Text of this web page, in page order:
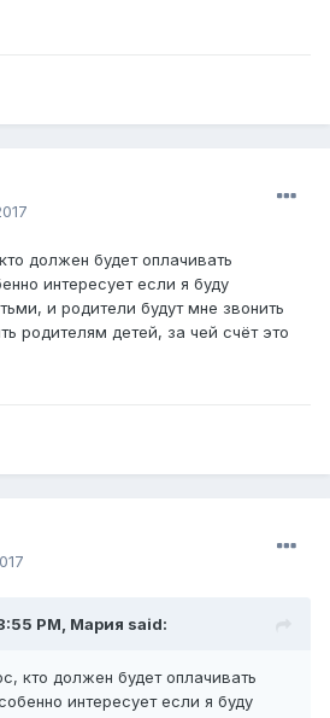
должен будет оплачивать
интересует если я буду
и родители будут мне звонить
родителям детей, за чей счёт это
PM, Мария said:
кто должен будет оплачивать
интересует если я буду